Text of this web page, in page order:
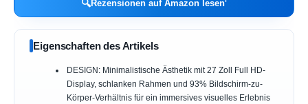
🔍Rezensionen auf Amazon lesen
Eigenschaften des Artikels
DESIGN: Minimalistische Ästhetik mit 27 Zoll Full HD-
Display, schlanken Rahmen und 93% Bildschirm-zu-
Körper-Verhältnis für ein immersives visuelles Erlebnis